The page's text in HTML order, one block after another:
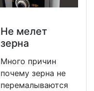
Не мeлет
зерна
Много причин
почему зерна не
перемалываются